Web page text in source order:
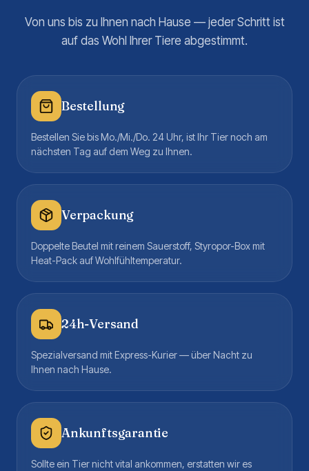
Von uns bis zu Ihnen nach Hause — jeder Schritt ist
auf das Wohl Ihrer Tiere abgestimmt.
Bestellung
Bestellen Sie bis Mo./Mi./Do. 24 Uhr, ist Ihr Tier noch am
nächsten Tag auf dem Weg zu Ihnen.
Verpackung
Doppelte Beutel mit reinem Sauerstoff, Styropor-Box mit
Heat-Pack auf Wohlfühltemperatur.
24h-Versand
Spezialversand mit Express-Kurier — über Nacht zu
Ihnen nach Hause.
Ankunftsgarantie
Sollte ein Tier nicht vital ankommen, erstatten wir es